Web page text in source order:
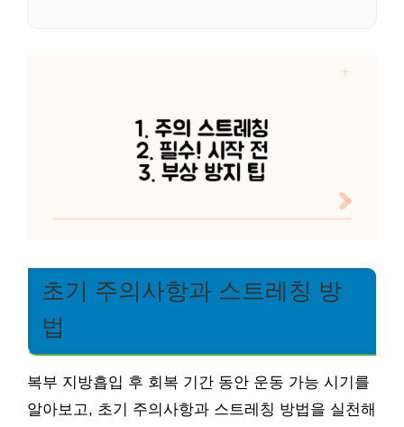
초기 주의사항과 스트레칭 방
법
복부 지방흡입 후 회복 기간 동안 운동 가능 시기를
알아보고, 초기 주의사항과 스트레칭 방법을 실천해